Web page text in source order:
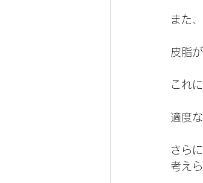
また
皮脂
これ
適度
さら
考え